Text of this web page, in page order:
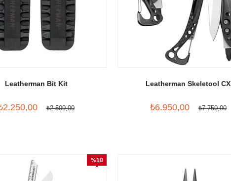
Leatherman Bit Kit
₺2.500,00
Leatherman Skeletool CX
₺6.950,00 ₺7.750,00
%10